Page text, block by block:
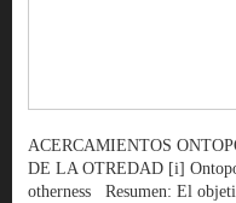
ACERCAMIENTOS
DE LA OTREDAD [i]
otherness Resumen: El